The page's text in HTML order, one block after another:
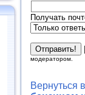
Получать
модератором.
Вернуться